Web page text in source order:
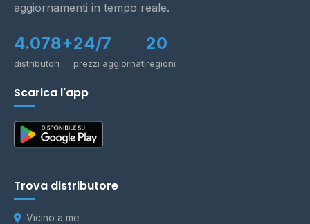
aggiornamenti in tempo reale.
4.078+
distributori
24/7
prezzi aggiornati
20
regioni
Scarica l'app
Trova distributore
Vicino a me